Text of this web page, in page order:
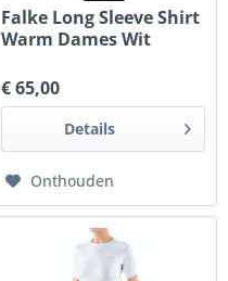
Falke Long Sleeve Shirt
Warm Dames Wit
€ 65,00
Details
Onthouden